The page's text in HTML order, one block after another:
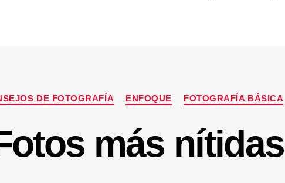
DE FOTOGRAFÍA ENFOQUE FOTOGRAFÍA BÁSICA
más nítidas